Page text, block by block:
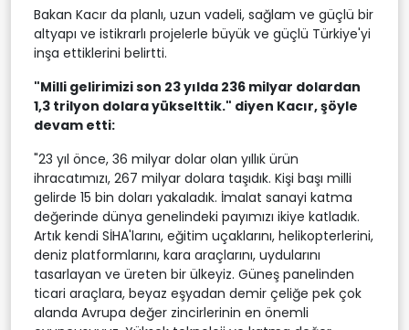
Bakan Kacır da planlı, uzun vadeli, sağlam ve güçlü bir
altyapı ve istikrarlı projelerle büyük ve güçlü Türkiye'yi
inşa ettiklerini belirtti.
"Milli gelirimizi son 23 yılda 236 milyar dolardan
1,3 trilyon dolara yükselttik." diyen Kacır, şöyle
devam etti:
"23 yıl önce, 36 milyar dolar olan yıllık ürün
ihracatımızı, 267 milyar dolara taşıdık. Kişi başı milli
gelirde 15 bin doları yakaladık. İmalat sanayi katma
değerinde dünya genelindeki payımızı ikiye katladık.
Artık kendi SİHA'larını, eğitim uçaklarını, helikopterlerini,
deniz platformlarını, kara araçlarını, uydularını
tasarlayan ve üreten bir ülkeyiz. Güneş panelinden
ticari araçlara, beyaz eşyadan demir çeliğe pek çok
alanda Avrupa değer zincirlerinin en önemli